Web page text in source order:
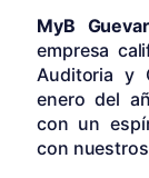
MyB
empresa
Auditoria y
enero del
con un
con